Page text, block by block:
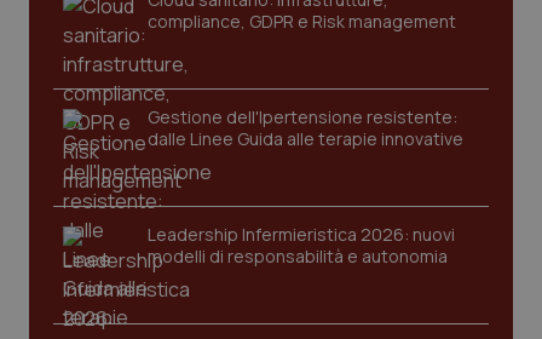
compliance, GDPR e Risk management
Gestione dell'Ipertensione resistente:
dalle Linee Guida alle terapie innovative
Leadership Infermieristica 2026: nuovi
modelli di responsabilità e autonomia